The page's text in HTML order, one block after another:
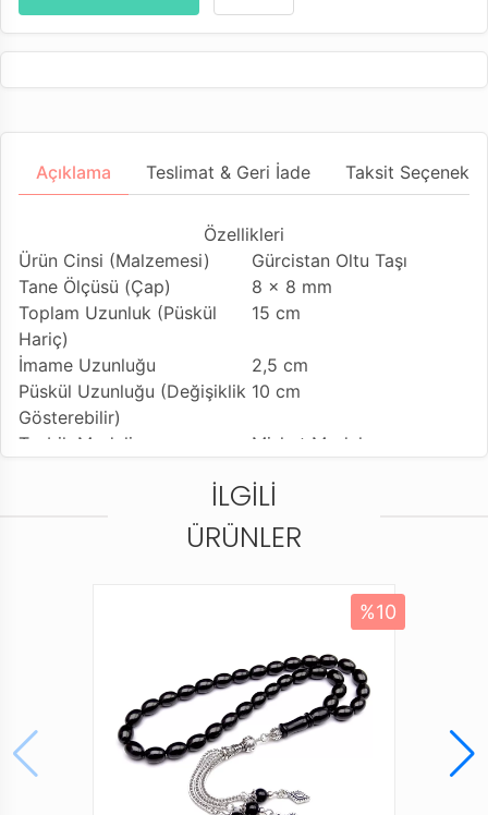
Açıklama Teslimat & Geri İade Taksit
Özellikleri
Ürün Cinsi (Malzemesi)
Gürcistan Oltu Taşı
Tane Ölçüsü (Çap)
8 x 8 mm
Toplam Uzunluk (Püskül
Hariç)
15 cm
İmame Uzunluğu
2,5 cm
Püskül Uzunluğu (Değişiklik
Gösterebilir)
10 cm
Tesbih Modeli
Misket Model
Kaplama Kamçı
Tekli ve Çiftli Çekime
Uygun
Standart Tesbih İpi
Paketleme ve Gönderim
Şekli
Dayanıklı Tesbih Kutusu
Ürün Açıklaması
* Gürcistan Oltu Taşı olarak bilinen Gürcistan Oltusu,
İLGILI
ÜRÜNLER
%10